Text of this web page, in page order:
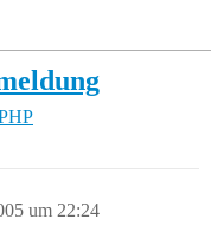
um 22:24